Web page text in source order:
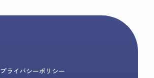
プライバシーポリシー